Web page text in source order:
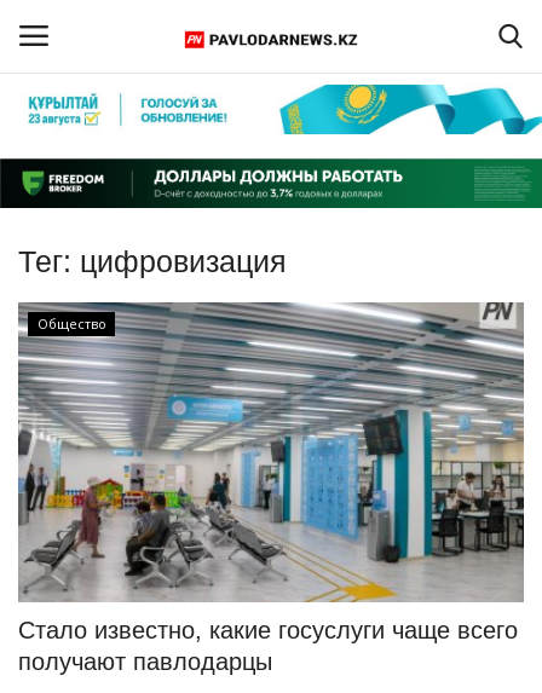
Регистрация
Главная
Обратная связь
ПАВЛОДАРСКАЯ ОБЛАСТЬ
КАЗАХСТАН
МИР
СПЕЦПРОЕКТЫ
СПОРТ
Чек-лист
Тег: цифровизация
Общество
Стало известно, какие госуслуги чаще всего
получают павлодарцы